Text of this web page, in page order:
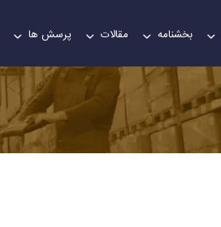
بخشنامه مقالات پرسش ها